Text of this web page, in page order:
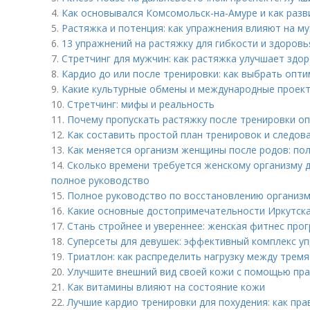
4. Как основывался Комсомольск-на-Амуре и как
5. Растяжка и потенция: как упражнения влияют на
6. 13 упражнений на растяжку для гибкости и
7. Стретчинг для мужчин: как растяжка улучшает
8. Кардио до или после тренировки: как выбрать
9. Какие культурные обмены и международные
10. Стретчинг: мифы и реальность
11. Почему пропускать растяжку после тренировки
12. Как составить простой план тренировок и
13. Как меняется организм женщины после родов:
14. Сколько времени требуется женскому организму
полное руководство
15. Полное руководство по восстановлению
16. Какие основные достопримечательности
17. Стань стройнее и увереннее: женская фитнес
18. Суперсеты для девушек: эффективный комплекс
19. Триатлон: как распределить нагрузку между
20. Улучшите внешний вид своей кожи с помощью
21. Как витамины влияют на состояние кожи
22.Лучшие кардио тренировки для похудения: как